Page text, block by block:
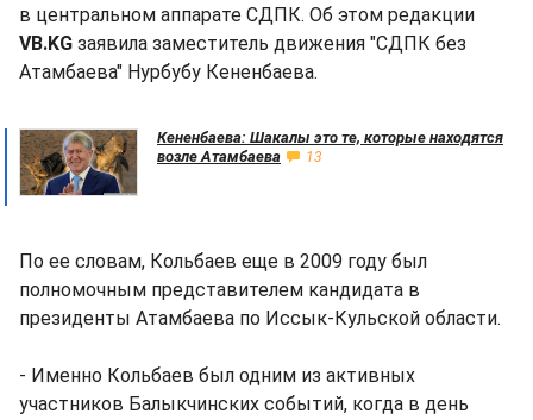
в центральном аппарате СДПК. Об этом редакции
VB.KG заявила заместитель движения "СДПК без
Атамбаева" Нурбубу Кененбаева.
Кененбаева: Шакалы это те, которые находятся
возле Атамбаева
13
По ее словам, Кольбаев еще в 2009 году был
полномочным представителем кандидата в
президенты Атамбаева по Иссык-Кульской области.
- Именно Кольбаев был одним из активных
участников Балыкчинских событий, когда в день